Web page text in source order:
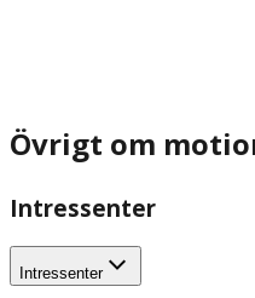
Övrigt om
Intressenter
Intressenter